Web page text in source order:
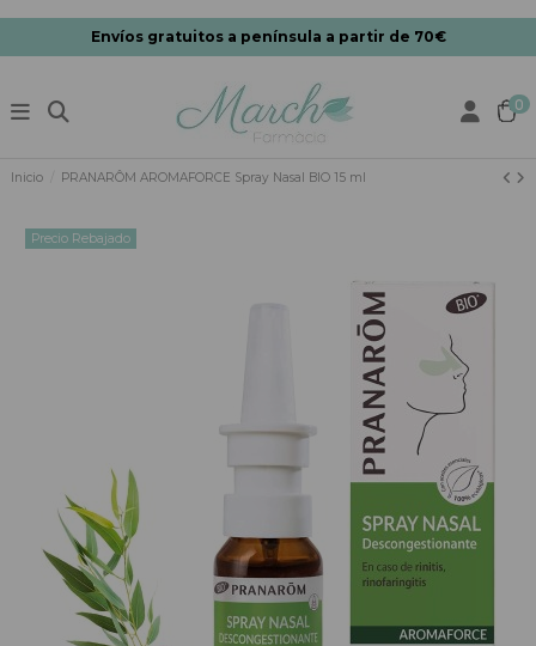
Envíos gratuitos a península a partir de 70€
0
Inicio PRANARÔM AROMAFORCE Spray Nasal BIO 15 ml
Precio Rebajado